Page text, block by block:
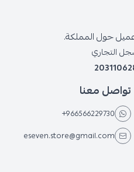
التجاري
تواصل معنا
+966566229730
eseven.store@gmail.com